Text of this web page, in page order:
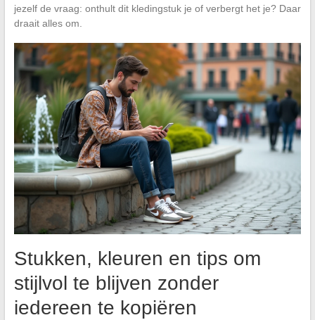
jezelf de vraag: onthult dit kledingstuk je of verbergt het je? Daar
draait alles om.
Stukken, kleuren en tips om
stijlvol te blijven zonder
iedereen te kopiëren